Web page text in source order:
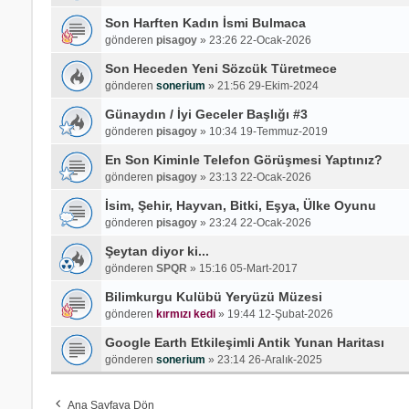
Son Harften Kadın İsmi Bulmaca
gönderen pisagoy» 23:26 22-Ocak-2026
Son Heceden Yeni Sözcük Türetmece
gönderen sonerium » 21:56 29-Ekim-2024
Günaydın / İyi Geceler Başlığı #3
gönderen pisagoy» 10:34 19-Temmuz-2019
En Son Kiminle Telefon Görüşmesi Yaptınız?
gönderen pisagoy» 23:13 22-Ocak-2026
İsim, Şehir, Hayvan, Bitki, Eşya, Ülke Oyunu
gönderen pisagoy» 23:24 22-Ocak-2026
Şeytan diyor ki...
gönderen SPQR » 15:16 05-Mart-2017
Bilimkurgu Kulübü Yeryüzü Müzesi
gönderen kırmızı kedi» 19:44 12-Şubat-2026
Google Earth Etkileşimli Antik Yunan Haritası
gönderen sonerium » 23:14 26-Aralık-2025
Ana Sayfaya Dön